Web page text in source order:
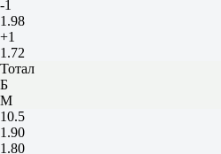
-1
1.98
+1
1.72
Тотал
Б
М
10.5
1.90
1.80